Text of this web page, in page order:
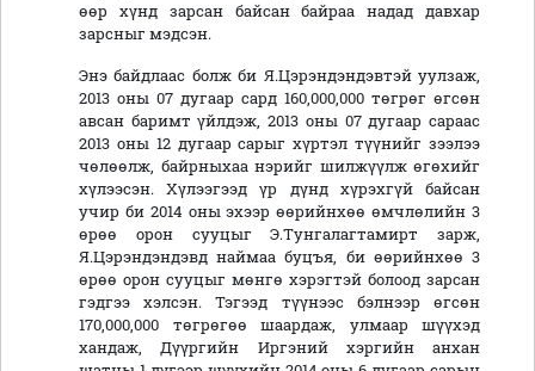
өөр хүнд зарсан байсан байраа надад давхар
зарсныг мэдсэн.
Энэ байдлаас болж би Я.Цэрэндэндэвтэй уулзаж,
2013 оны 07 дугаар сард 160,000,000 төгрөг өгсөн
авсан баримт үйлдэж, 2013 оны 07 дугаар сараас
2013 оны 12 дугаар сарыг хүртэл түүнийг зээлээ
чөлөөлж, байрныхаа нэрийг шилжүүлж өгөхийг
хүлээсэн. Хүлээгээд үр дүнд хүрэхгүй байсан
учир би 2014 оны эхээр өөрийнхөө өмчлөлийн 3
өрөө орон сууцыг Э.Тунгалагтамирт зарж,
Я.Цэрэндэндэвд наймаа буцъя, би өөрийнхөө 3
өрөө орон сууцыг мөнгө хэрэгтэй болоод зарсан
гэдгээ хэлсэн. Тэгээд түүнээс бэлнээр өгсөн
170,000,000 төгрөгөө шаардаж, улмаар шүүхэд
хандаж, Дүүргийн Иргэний хэргийн анхан